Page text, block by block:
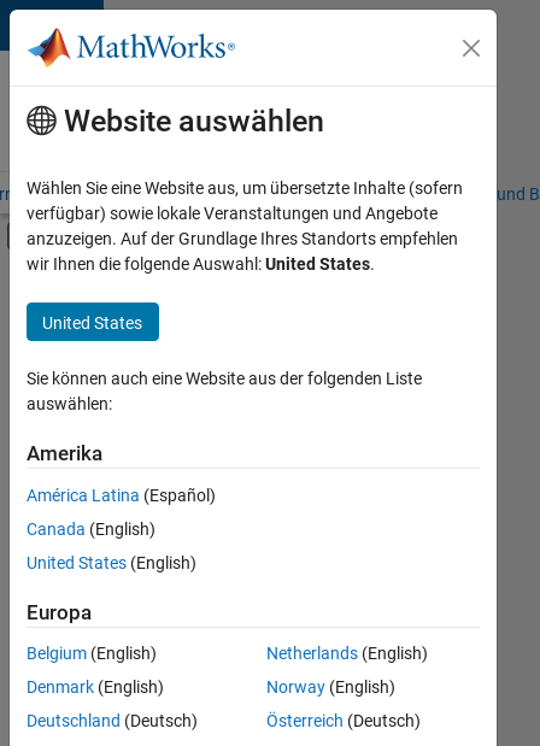
Weiter zum Inhalt
Karriere
bei
MathWorks
– Übersicht Stellensuche Niederlassungen Studierende und
Umschaltung für Off-Canvas-
Hauptinhalt
Information Technology
Customer Support
Sales Operations
Marketing Services
Finance and Operations
+4
Derzeit
es
keine
offenen
Stellen,
Ihren
Suchkriterien
entsprechen.
können
Website auswählen
Wählen Sie eine Website aus, um übersetzte Inhalte (sofern
verfügbar) sowie lokale Veranstaltungen und Angebote
anzuzeigen. Auf der Grundlage Ihres Standorts empfehlen
wir Ihnen die folgende Auswahl:United States.
United States
Sie können auch eine Website aus der folgenden Liste
auswählen:
Amerika
América Latina (Español)
Canada (English)
United States (English)
Europa
Belgium (English)
Denmark (English)
Deutschland (Deutsch)
Netherlands(English)
Norway(English)
Österreich (Deutsch)